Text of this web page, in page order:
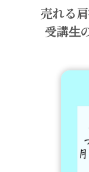
売れる
受講生